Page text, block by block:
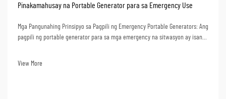
Pinakamahusay na Portable Generator para sa Emergency Use
Mga Pangunahing Prinsipyo sa Pagpili ng Emergency Portable Generators: Ang
pagpili ng portable generator para sa mga emergency na sitwasyon ay isang
View More